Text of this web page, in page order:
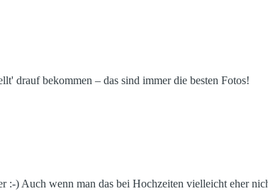
drauf bekommen – das sind immer die besten Fotos!
) Auch wenn man das bei Hochzeiten vielleicht eher